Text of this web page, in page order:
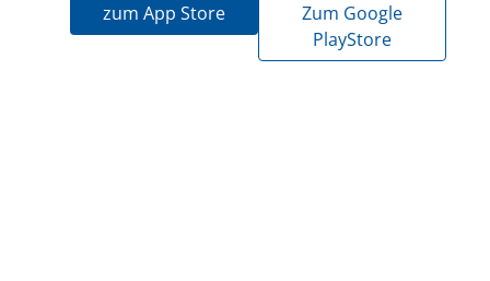
zum App Store
Zum Google
PlayStore